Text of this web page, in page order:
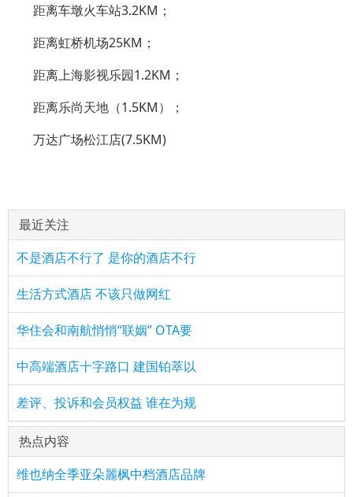
距离车墩火车站3.2KM；
距离虹桥机场25KM；
距离上海影视乐园1.2KM；
距离乐尚天地（1.5KM）；
万达广场松江店(7.5KM)
最近关注
不是酒店不行了 是你的酒店不行
生活方式酒店 不该只做网红
华住会和南航悄悄“联姻” OTA要
中高端酒店十字路口 建国铂萃以
差评、投诉和会员权益 谁在为规
热点内容
维也纳全季亚朵麗枫中档酒店品牌